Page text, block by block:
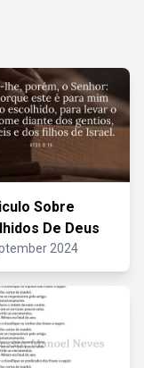
Sobre
De Deus
2024